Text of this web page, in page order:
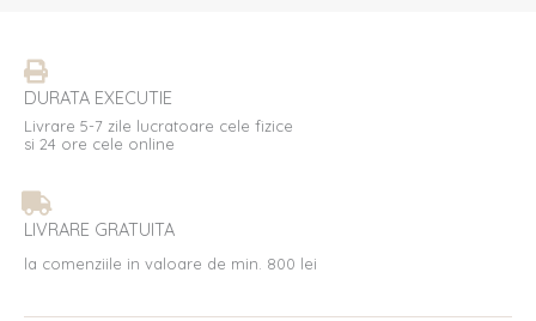
DURATA EXECUTIE
Livrare 5-7 zile lucratoare cele fizice
si 24 ore cele online
LIVRARE GRATUITA
la comenziile in valoare de min. 800 lei